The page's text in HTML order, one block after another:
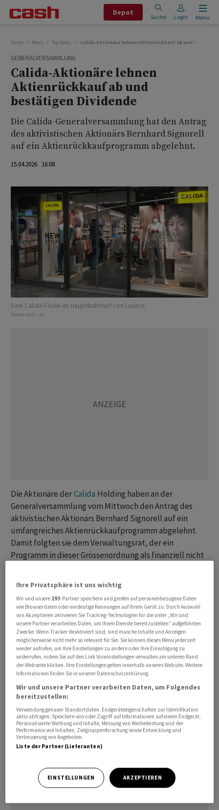
Depot
Suche Login Menu
Home News Top News Calida-Aktionäre lehnen Aktienrückkauf ab und
GENERALVERSAMMLUNG
Calida-Aktionäre lehnen
Aktienrückkauf ab und
bestätigen Dividende
Die Calida-Generalversammlung hat den Antrag
des aktivistischen Aktionärs Bernhard Signorell
auf ein Aktienrückkaufprogramm abgelehnt.
15.04.2026 16:08
Eine Calida-Filiale im Hauptbahnhof von Luzern.
Quelle: cash / pz
Die Aktionäre derCalida Holding haben an der
Generalversammlung vom Mittwoch den Antrag des
aktivistischen Aktionärs Bernhard Signorell auf ein
umfangreiches Aktienrückkaufprogramm abgelehnt.
Damit folgten sie dem Verwaltungsrat, der ein
Programm in dieser Grössenordnung als finanziell nicht
Signorell hatte einen Rückkauf von bis zu 10 Prozent
des Aktienkapitals mit anschliessender Vernichtung der
Aktien gefordert. Der Verwaltungsrat verwies hingegen
auf die operativen Anforderungen, bestehende
Unsicherheiten sowie geplante Investitionen und
sprach sich für ein deutlich kleineres Programm von
maximal 2 Prozent aus.
Infolge der Ablehnung des Aktionärsantrags stimmte
die Generalversammlung der vorgeschlagenen
Dividendenausschüttung von 0,25 Franken je Aktie zu.
Dies entspricht der bisherigen Ausschüttungspolitik
des Unternehmens.
Ihre Privatsphäre ist uns wichtig
Wir und unsere 293-Partner speichern und greifen auf personenbezogene Daten
wie Browserdaten oder eindeutige Kennungen auf Ihrem Gerät zu. Durch Auswahl
von Akzeptieren aktivieren Sie Tracking-Technologien für die unter „Wir und
unsere Partner verarbeiten Daten, um Ihnen Dienste bereitzustellen“ aufgeführten
Zwecke. Wenn Tracker deaktiviert sind, sind manche Inhalte und Anzeigen
möglicherweise nicht mehr so relevant für Sie. Sie können dieses Menü jederzeit
wieder aufrufen, um Ihre Einstellungen zu ändern oder Ihre Einwilligung zu
widerrufen, indem Sie auf den Link Voreinstellungen verwalten am unteren Rand
der Webseite klicken. Ihre Einstellungen gelten innerhalb unseres Website. Weitere
Informationen finden Sie in unserer Datenschutzerklärung.
Wir und unsere Partner verarbeiten Daten, um Folgendes
bereitzustellen:
Verwendung genauer Standortdaten. Endgeräteeigenschaften zur Identifikation
aktiv abfragen. Speichern von oder Zugriff auf Informationen auf einem Endgerät.
Personalisierte Werbung und Inhalte, Messung von Werbeleistung und der
Performance von Inhalten, Zielgruppenforschung sowie Entwicklung und
Verbesserung von Angeboten.
Liste der Partner (Lieferanten)
EINSTELLUNGEN AKZEPTIEREN